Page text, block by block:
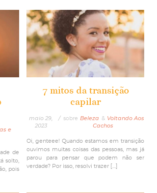
e
de
solto,
pois
7 mitos da transição
capilar
maio 29,
2023
/ sobre Beleza & Voltando Aos
Cachos
Oi, genteee! Quando estamos em transição
ouvimos muitas coisas das pessoas, mas já
parou para pensar que podem não ser
verdade? Por isso, resolvi trazer […]